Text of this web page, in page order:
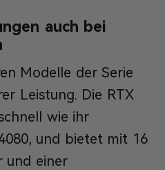
auch bei
Modelle der Serie
Leistung. Die RTX
wie ihr
und bietet mit 16
und einer